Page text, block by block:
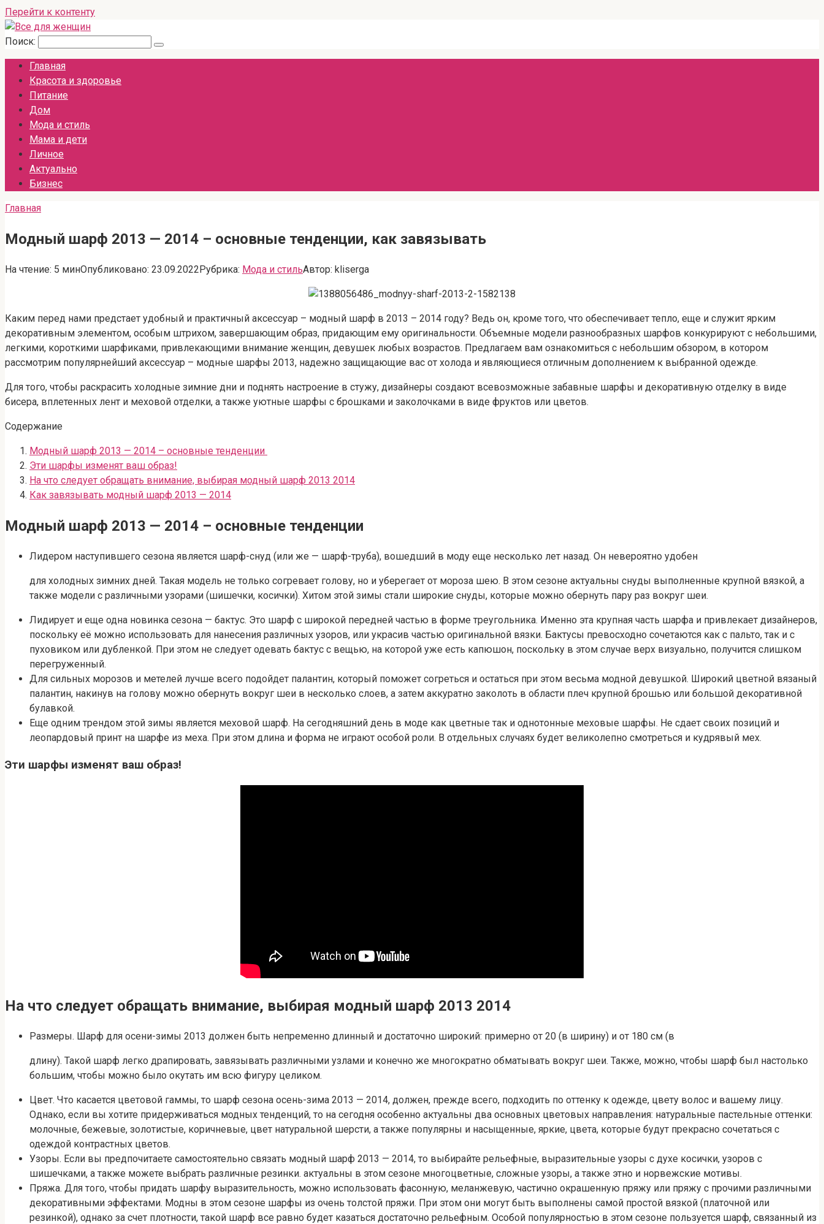
Перейти к контенту
Поиск:
Главная
Красота и здоровье
Питание
Дом
Мода и стиль
Мама и дети
Личное
Актуально
Бизнес
Главная
Модный шарф 2013 — 2014 – основные тенденции, как завязывать
На чтение: 5 минОпубликовано: 23.09.2022Рубрика: Мода и стильАвтор: kliserga
Каким перед нами предстает удобный и практичный аксессуар – модный шарф в 2013 – 2014 году? Ведь он, кроме того, что обеспечивает тепло, еще и служит ярким
декоративным элементом, особым штрихом, завершающим образ, придающим ему оригинальности. Объемные модели разнообразных шарфов конкурируют с небольшими,
легкими, короткими шарфиками, привлекающими внимание женщин, девушек любых возрастов. Предлагаем вам ознакомиться с небольшим обзором, в котором
рассмотрим популярнейший аксессуар – модные шарфы 2013, надежно защищающие вас от холода и являющиеся отличным дополнением к выбранной одежде.
Для того, чтобы раскрасить холодные зимние дни и поднять настроение в стужу, дизайнеры создают всевозможные забавные шарфы и декоративную отделку в виде
бисера, вплетенных лент и меховой отделки, а также уютные шарфы с брошками и заколочками в виде фруктов или цветов.
Содержание
Модный шарф 2013 — 2014 – основные тенденции
Эти шарфы изменят ваш образ!
На что следует обращать внимание, выбирая модный шарф 2013 2014
Как завязывать модный шарф 2013 — 2014
Модный шарф 2013 — 2014 – основные тенденции
Лидером наступившего сезона является шарф-снуд (или же — шарф-труба), вошедший в моду еще несколько лет назад. Он невероятно удобен
для холодных зимних дней. Такая модель не только согревает голову, но и уберегает от мороза шею. В этом сезоне актуальны снуды выполненные крупной вязкой, а
также модели с различными узорами (шишечки, косички). Хитом этой зимы стали широкие снуды, которые можно обернуть пару раз вокруг шеи.
Лидирует и еще одна новинка сезона — бактус. Это шарф с широкой передней частью в форме треугольника. Именно эта крупная часть шарфа и привлекает дизайнеров,
поскольку её можно использовать для нанесения различных узоров, или украсив частью оригинальной вязки. Бактусы превосходно сочетаются как с пальто, так и с
пуховиком или дубленкой. При этом не следует одевать бактус с вещью, на которой уже есть капюшон, поскольку в этом случае верх визуально, получится слишком
перегруженный.
Для сильных морозов и метелей лучше всего подойдет палантин, который поможет согреться и остаться при этом весьма модной девушкой. Широкий цветной вязаный
палантин, накинув на голову можно обернуть вокруг шеи в несколько слоев, а затем аккуратно заколоть в области плеч крупной брошью или большой декоративной
булавкой.
Еще одним трендом этой зимы является меховой шарф. На сегодняшний день в моде как цветные так и однотонные меховые шарфы. Не сдает своих позиций и
леопардовый принт на шарфе из меха. При этом длина и форма не играют особой роли. В отдельных случаях будет великолепно смотреться и кудрявый мех.
Эти шарфы изменят ваш образ!
На что следует обращать внимание, выбирая модный шарф 2013 2014
Размеры. Шарф для осени-зимы 2013 должен быть непременно длинный и достаточно широкий: примерно от 20 (в ширину) и от 180 см (в
длину). Такой шарф легко драпировать, завязывать различными узлами и конечно же многократно обматывать вокруг шеи. Также, можно, чтобы шарф был настолько
большим, чтобы можно было окутать им всю фигуру целиком.
Цвет. Что касается цветовой гаммы, то шарф сезона осень-зима 2013 — 2014, должен, прежде всего, подходить по оттенку к одежде, цвету волос и вашему лицу.
Однако, если вы хотите придерживаться модных тенденций, то на сегодня особенно актуальны два основных цветовых направления: натуральные пастельные оттенки:
молочные, бежевые, золотистые, коричневые, цвет натуральной шерсти, а также популярны и насыщенные, яркие, цвета, которые будут прекрасно сочетаться с
одеждой контрастных цветов.
Узоры. Если вы предпочитаете самостоятельно связать модный шарф 2013 — 2014, то выбирайте рельефные, выразительные узоры с духе косички, узоров с
шишечками, а также можете выбрать различные резинки. актуальны в этом сезоне многоцветные, сложные узоры, а также этно и норвежские мотивы.
Пряжа. Для того, чтобы придать шарфу выразительность, можно использовать фасонную, меланжевую, частично окрашенную пряжу или пряжу с прочими различными
декоративными эффектами. Модны в этом сезоне шарфы из очень толстой пряжи. При этом они могут быть выполнены самой простой вязкой (платочной или
резинкой), однако за счет плотности, такой шарф все равно будет казаться достаточно рельефным. Особой популярностью в этом сезоне пользуется шарф, связанный из